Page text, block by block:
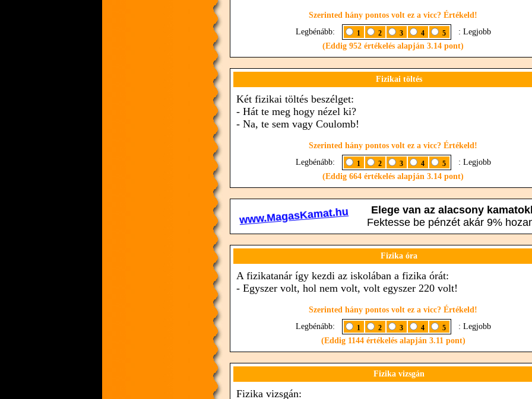
Szerinted hány pontos volt ez a vicc? Értékeld!
Legbénább:
1 2 3 4 5
: Legjobb
(Eddig 952 értékelés alapján 3.14 pont)
Fizikai töltés
Két fizikai töltés beszélget:
- Hát te meg hogy nézel ki?
- Na, te sem vagy Coulomb!
Szerinted hány pontos volt ez a vicc? Értékeld!
Legbénább:
1 2 3 4 5
: Legjobb
(Eddig 664 értékelés alapján 3.14 pont)
Fizika óra
A fizikatanár így kezdi az iskolában a fizika órát:
- Egyszer volt, hol nem volt, volt egyszer 220 volt!
Szerinted hány pontos volt ez a vicc? Értékeld!
Legbénább:
1 2 3 4 5
: Legjobb
(Eddig 1144 értékelés alapján 3.11 pont)
Fizika vizsgán
Fizika vizsgán: